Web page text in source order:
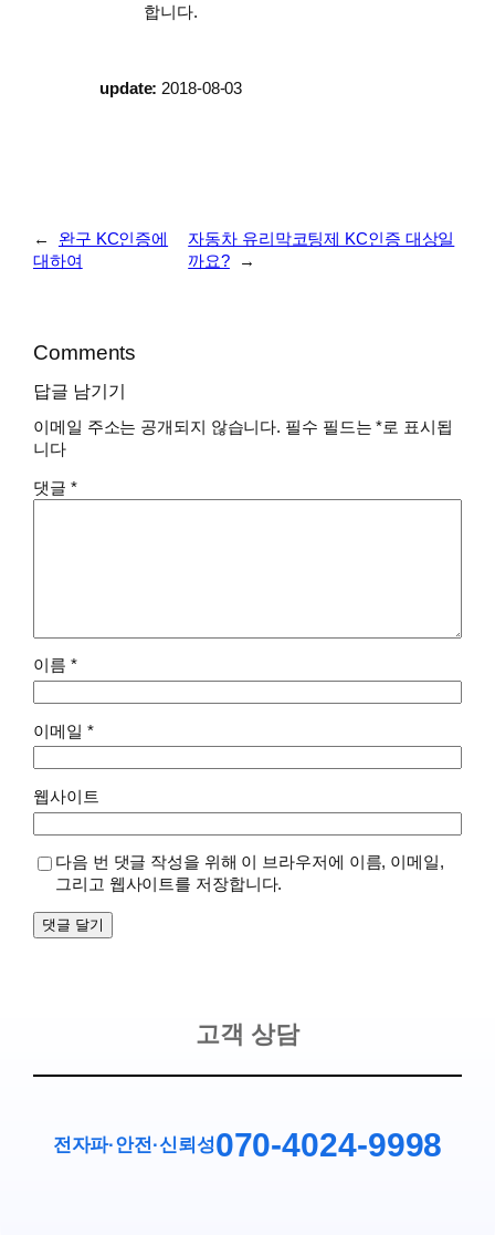
합니다.
update: 2018-08-03
←
완구 KC인증에
대하여
자동차 유리막코팅제 KC인증 대상일
까요?
→
Comments
답글 남기기
이메일 주소는 공개되지 않습니다. 필수 필드는*로 표시됩
니다
댓글 *
이름 *
이메일 *
웹사이트
다음 번 댓글 작성을 위해 이 브라우저에 이름, 이메일,
그리고 웹사이트를 저장합니다.
고객 상담
전자파·안전·신뢰성070-4024-9998